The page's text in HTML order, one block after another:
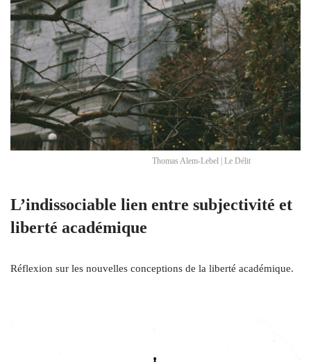
Thomas Alem-Lebel | Le Délit
L’indissociable lien entre subjectivité et
liberté académique
Réflexion sur les nouvelles conceptions de la liberté académique.